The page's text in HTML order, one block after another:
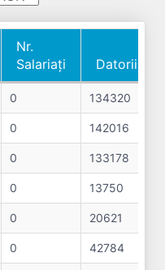
Nr.
Salariați
Datorii
Salariați
Datorii
0 134320
0 142016
0 133178
0 13750
0 20621
0 42784